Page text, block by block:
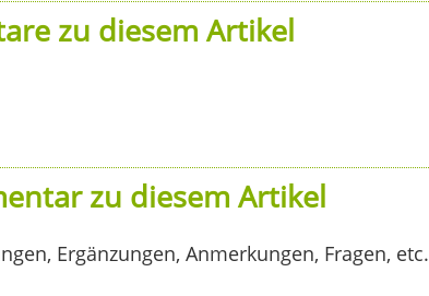
zu diesem Artikel
zu diesem Artikel
Ergänzungen, Anmerkungen, Fragen, etc.